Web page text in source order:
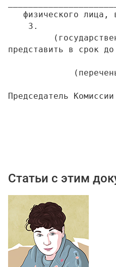
физического лица,
    3.
представить в срок
Председатель
Статьи с этим